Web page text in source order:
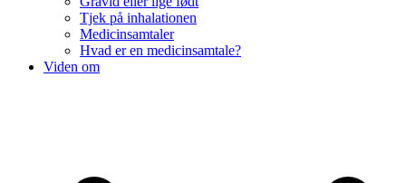
Tjek på inhalationen
Medicinsamtaler
Hvad er en medicinsamtale?
Viden om